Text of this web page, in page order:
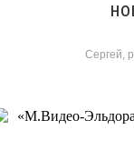
Сергей,